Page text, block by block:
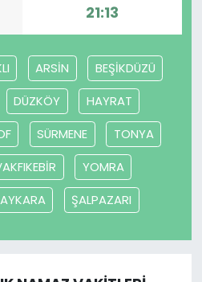
21:13
ARSİN
BEŞİKDÜZÜ
DÜZKÖY
HAYRAT
SÜRMENE
TONYA
YOMRA
ŞALPAZARI